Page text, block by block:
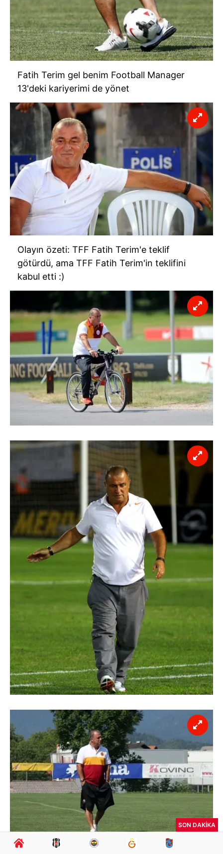
Fatih Terim gel benim Football Manager
13'deki kariyerimi de yönet
Olayın özeti: TFF Fatih Terim'e teklif
götürdü, ama TFF Fatih Terim'in teklifini
kabul etti :)
SON DAKİKA